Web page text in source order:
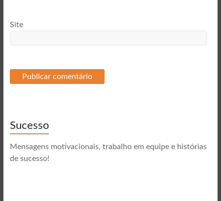
Site
Sucesso
Mensagens motivacionais, trabalho em equipe e histórias
de sucesso!